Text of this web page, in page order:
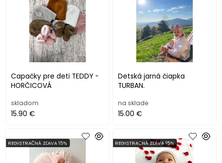
Capačky pre deti TEDDY -
HORČICOVÁ
skladom
15.90 €
Detská jarná čiapka
TURBAN.
na sklade
15.00 €
REGISTRAČNÁ ZĽAVA 15% REGISTRAČNÁ ZĽAVA 15%